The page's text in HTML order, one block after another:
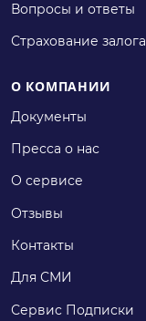
Вопросы и ответы
Страхование залога
О КОМПАНИИ
Документы
Пресса о нас
О сервисе
Отзывы
Контакты
Для СМИ
Сервис Подписки